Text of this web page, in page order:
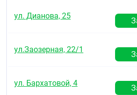
Пропиленгликоль, входящий в
может вызывать раздражение
появлении побочных эффектов
прекратить применение
транспортными
ул. Дианова, 25
ул.Заозерная, 22/1
ул. Бархатовой, 4